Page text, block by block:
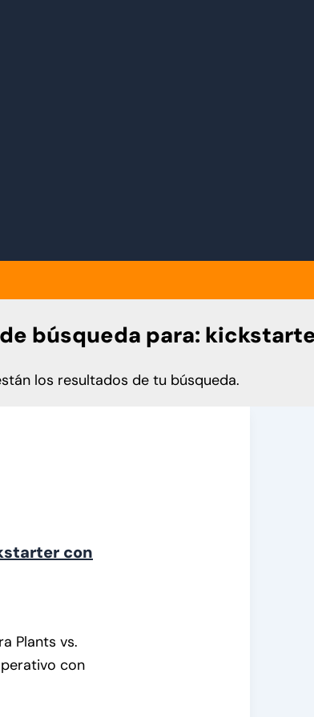
búsqueda para:
los resultados de tu búsqueda.
con
Plants vs.
con